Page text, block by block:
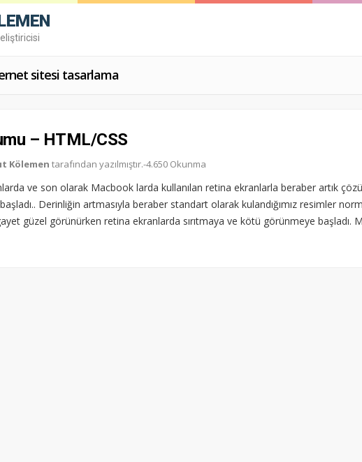
sitesi tasarlama
– HTML/CSS
Kölemen tarafından yazılmıştır.-4.650 Okunma
ve son olarak Macbook larda kullanılan retina ekranlarla beraber artık
Derinliğin artmasıyla beraber standart olarak kulandığımız resimler
güzel görünürken retina ekranlarda sırıtmaya ve kötü görünmeye başladı.